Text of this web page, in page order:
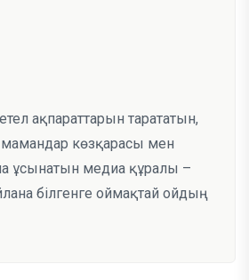
ақпараттарын тарататын,
мамандар көзқарасы мен
ұсынатын медиа құралы –
білгенге оймақтай ойдың